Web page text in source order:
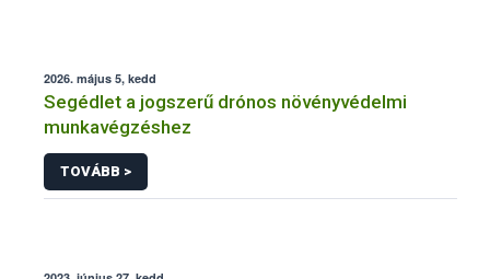
2026. május 5, kedd
Segédlet a jogszerű drónos növényvédelmi
munkavégzéshez
TOVÁBB >